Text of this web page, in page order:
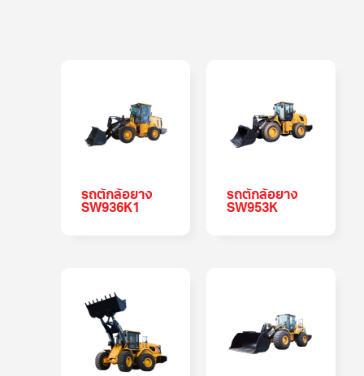
รถตักล้อยาง
SW936K1
รถตักล้อยาง
SW953K